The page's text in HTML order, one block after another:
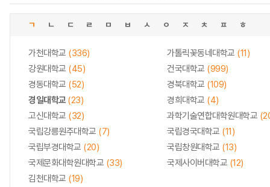
ㄱ ㄴ ㄷ ㄹ ㅁ ㅂ ㅅ ㅇ ㅈ ㅊ ㅍ ㅎ
가천대학교 (336) 가톨릭꽃동네대학교 (11)
강원대학교 (45) 건국대학교 (999)
경동대학교 (52) 경북대학교 (109)
경일대학교(23) 경희대학교 (4)
고신대학교 (32) 과학기술연합대학원대학교
국립강릉원주대학교 (7) 국립경국대학교 (11)
국립부경대학교 (20) 국립창원대학교 (13)
국제문화대학원대학교 (33) 국제사이버대학교 (12)
김천대학교 (19)